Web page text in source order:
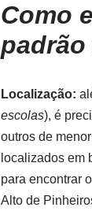
Como
padrão
Localização:
escolas), é
outros de
localizados em
para encontrar
Alto de